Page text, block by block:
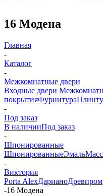
16 Модена
Главная
-
Каталог
-
Межкомнатные двери
Входные двери
покрытияФурнитура
-
Под заказ
В наличииПод заказ
-
Шпонированные
ШпонированныеЭмаль
-
Виктория
Porta AlexДарианоДревпром
-16 Модена